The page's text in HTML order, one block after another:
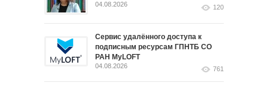
04.08.2026 120
Сервис удалённого доступа к
подписным ресурсам ГПНТБ СО
РАН MyLOFT
04.08.2026 761